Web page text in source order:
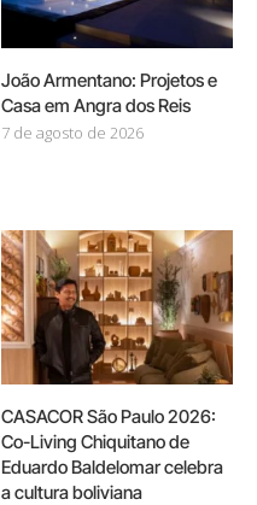
João Armentano: Projetos e
Casa em Angra dos Reis
7 de agosto de 2026
CASACOR São Paulo 2026:
Co-Living Chiquitano de
Eduardo Baldelomar celebra
a cultura boliviana